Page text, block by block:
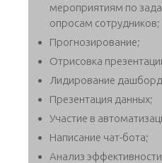
мероприятиям по
опросам сотрудников;
Прогнозирование;
Отрисовка
Лидирование
Презентация данных;
Участие в
Написание чат-бота;
Анализ эффективности